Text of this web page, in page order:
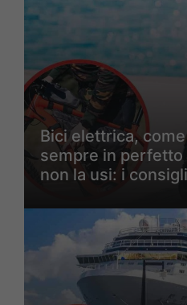
Bici elettrica,
sempre in perfetto
non la usi: i